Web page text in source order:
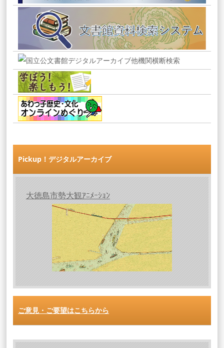
Pickup！デジタルアーカイブ
大徳島市勢大観ｱﾆﾒｰｼｮﾝ
ご意見・ご要望はこちらから